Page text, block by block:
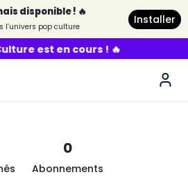
disponible ! 🔥
l’univers pop culture
Installer
est en cours ! 🔥
0
Abonnements